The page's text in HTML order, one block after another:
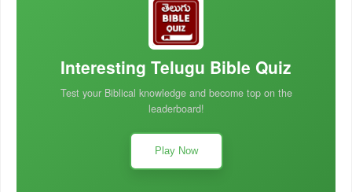
Interesting Telugu Bible Quiz
Test your Biblical knowledge and become top on the
leaderboard!
Play Now